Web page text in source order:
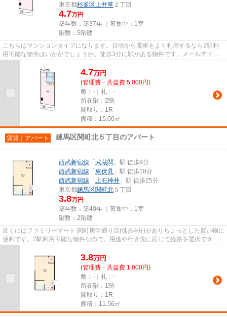
東京都杉並区上井草 ２丁目
4.7万円
築年数：築37年 ｜募集中： 1室
階数：5階建
こちらはマンションタイプになります。日頃から電車をよく利用するなら2駅利
用可能な物件はいかがでしょうか。徒歩3分に駅がある物件です。メールアドレ
4.7万円
(管理費・共益費 5,000円)
敷：-｜礼：-
所在階：2階
間取り：1R
面積：15.00㎡
賃貸｜アパート 練馬区関町北５丁目のアパート
西武新宿線 「 武蔵関 」駅 徒歩9分
西武新宿線 「 東伏見 」駅 徒歩18分
西武新宿線 「 上石神井 」駅 徒歩25分
東京都練馬区関町北 ５丁目
3.8万円
築年数：築40年 ｜募集中： 1室
階数：2階建
近くにはファミリーマート 関町庚申通り店(徒歩4分)がありちょっとした買い物に
便利です。2駅利用可能な物件なので、用途や行き先に応じて経路を選択できま
3.8万円
(管理費・共益費 1,000円)
敷：-｜礼：-
所在階：1階
間取り：1R
面積：11.56㎡